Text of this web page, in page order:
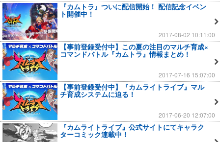
『カムトラ』ついに配信開始！ 配信記念イベン
ト開催中！
2017-08-02 10:11:00
【事前登録受付中】この夏の注目のマルチ育成×
コマンドバトル『カムトラ』情報まとめ！
2017-07-16 15:07:00
【事前登録受付中】『カムライトライブ』マル
チ育成システムに迫る！
2017-06-20 12:07:00
『カムライトライブ』公式サイトにてキャラク
ターコミック連載中！